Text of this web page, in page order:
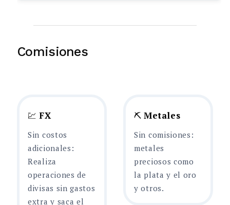
Comisiones
💹FX
Sin costos
adicionales:
Realiza
operaciones de
divisas sin gastos
extra y saca el
⛏️Metales
Sin comisiones:
metales
preciosos como
la plata y el oro
y otros.